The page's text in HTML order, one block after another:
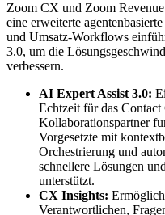
Zoom CX und Zoom
eine erweiterte
und Umsatz-Workflows
3.0, um die
verbessern.
AI Expert Assist 3.0:
Echtzeit für das
Kollaborationspartner
Vorgesetzte mit
Orchestrierung und
schnellere Lösungen
unterstützt.
CX Insights:
Verantwortlichen,